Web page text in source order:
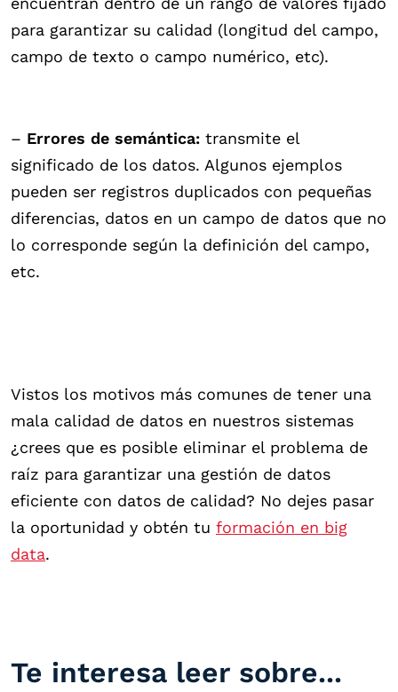
para garantizar su calidad (longitud del campo,
campo de texto o campo numérico, etc).
– Errores de semántica: transmite el
significado de los datos. Algunos ejemplos
pueden ser registros duplicados con pequeñas
diferencias, datos en un campo de datos que no
lo corresponde según la definición del campo,
etc.
Vistos los motivos más comunes de tener una
mala calidad de datos en nuestros sistemas
¿crees que es posible eliminar el problema de
raíz para garantizar una gestión de datos
eficiente con datos de calidad? No dejes pasar
la oportunidad y obtén tu formación en big
data.
Te interesa leer sobre...